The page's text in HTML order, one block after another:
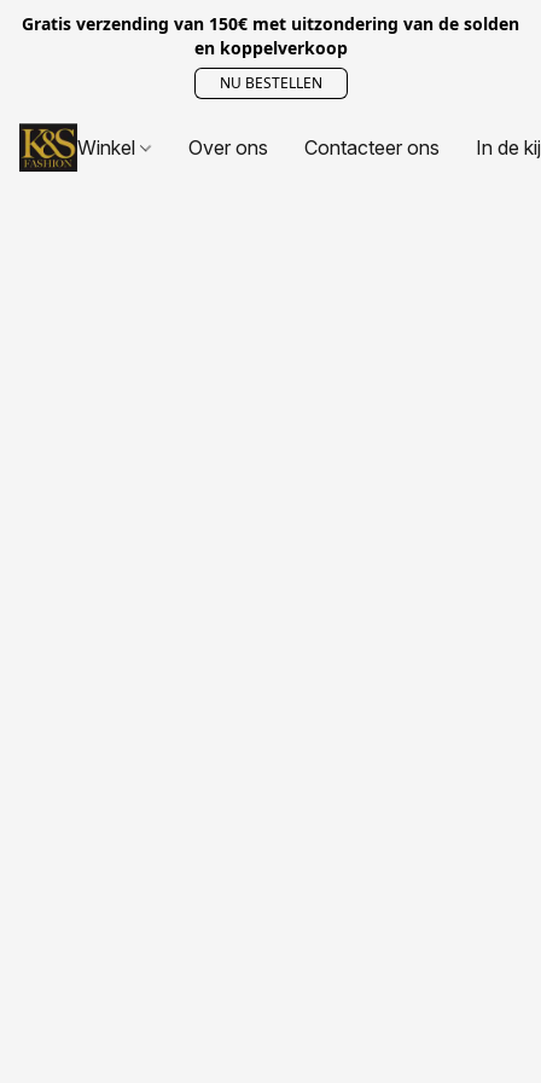
Gratis verzending van 150€ met uitzondering van de solden
en koppelverkoop
NU BESTELLEN
Winkel Over ons Contacteer ons In de